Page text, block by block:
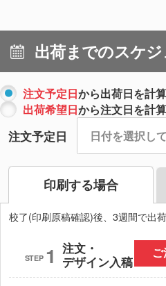
出荷までのスケ
注文予定日から出荷日を計
出荷希望日から注文日を計
注文予定日
印刷する場合
校了(印刷原稿確認)後、3週間で出荷
STEP 1 注文・
デザイン入稿